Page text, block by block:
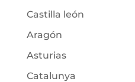
Castilla león
Aragón
Asturias
Catalunya